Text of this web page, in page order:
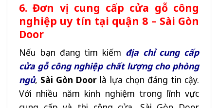
6. Đơn vị cung cấp cửa gỗ công
nghiệp uy tín tại quận 8 – Sài Gòn
Door
Nếu bạn đang tìm kiếm địa chỉ cung cấp
cửa gỗ công nghiệp chất lượng cho phòng
ngủ, Sài Gòn Door là lựa chọn đáng tin cậy.
Với nhiều năm kinh nghiệm trong lĩnh vực